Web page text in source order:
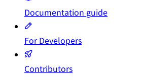
Documentation guide
For Developers
Contributors